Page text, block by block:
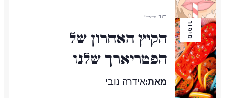
15 דק'
סיפור
הקיץ האחרון של
הפטריארך שלנו
מאת:אידרה נובי